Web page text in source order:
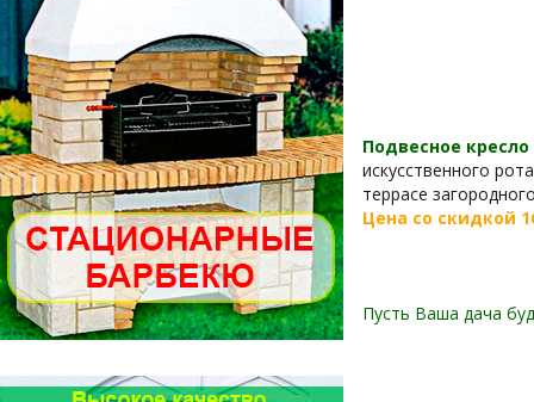
Подвесное
искусственного
террасе
Цена со скидкой
Пусть Ваша дача